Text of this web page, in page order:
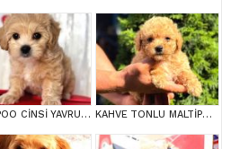
MALTİPOO CİNSİ YAVRULAR EV ÜRETİMİ KAHVE TONLU MALTİPOO CİNSİ YAVRULAR